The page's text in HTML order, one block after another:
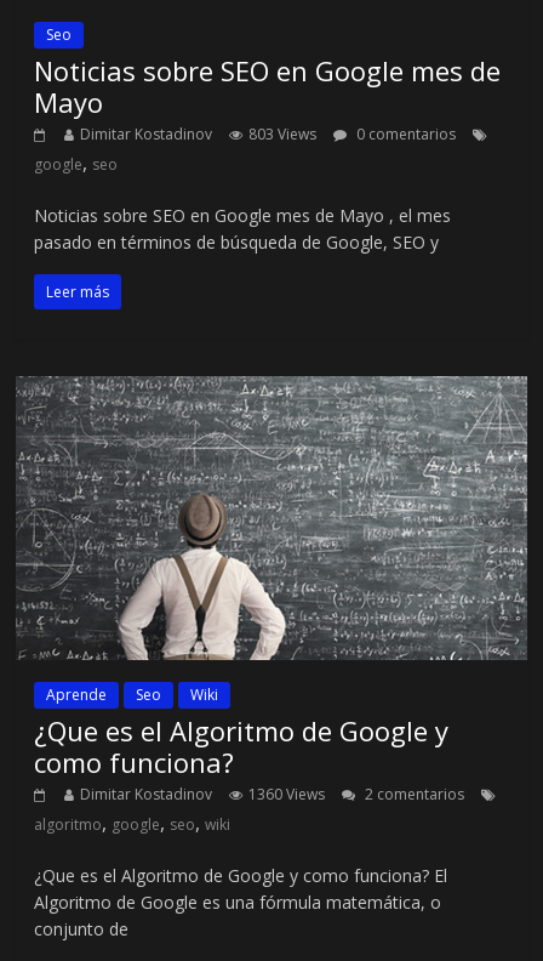
Seo
Noticias sobre SEO en Google mes de
Mayo
Dimitar Kostadinov 803 Views
0 comentarios
google, seo
Noticias sobre SEO en Google mes de Mayo , el mes
pasado en términos de búsqueda de Google, SEO y
Leer más
Aprende Seo Wiki
¿Que es el Algoritmo de Google y
como funciona?
Dimitar Kostadinov 1360 Views
2 comentarios
algoritmo, google, seo,wiki
¿Que es el Algoritmo de Google y como funciona? El
Algoritmo de Google es una fórmula matemática, o
conjunto de